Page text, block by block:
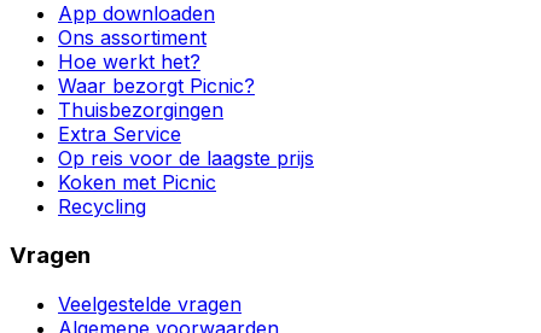
App downloaden
Ons assortiment
Hoe werkt het?
Waar bezorgt Picnic?
Thuisbezorgingen
Extra Service
Op reis voor de laagste prijs
Koken met Picnic
Recycling
Vragen
Veelgestelde vragen
Algemene voorwaarden